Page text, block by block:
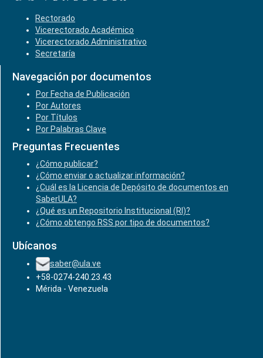
Rectorado
Vicerectorado Académico
Vicerectorado Administrativo
Secretaría
Navegación por documentos
Por Fecha de Publicación
Por Autores
Por Títulos
Por Palabras Clave
Preguntas Frecuentes
¿Cómo publicar?
¿Cómo enviar o actualizar información?
¿Cuál es la Licencia de Depósito de documentos en
SaberULA?
¿Qué es un Repositorio Institucional (RI)?
¿Cómo obtengo RSS por tipo de documentos?
Ubícanos
saber@ula.ve
+58-0274-240.23.43
Mérida - Venezuela